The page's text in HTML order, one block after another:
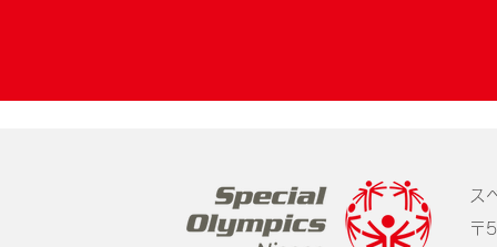
ス
〒